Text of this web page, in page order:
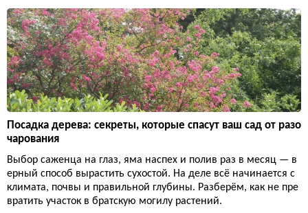
Посадка дерева: секреты, которые спасут ваш сад от разо
чарования
Выбор саженца на глаз, яма наспех и полив раз в месяц — в
ерный способ вырастить сухостой. На деле всё начинается с
климата, почвы и правильной глубины. Разберём, как не пре
вратить участок в братскую могилу растений.